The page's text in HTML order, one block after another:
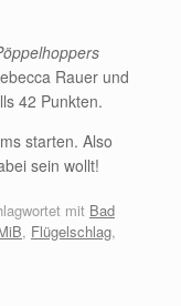
Rauer und
42 Punkten.
starten. Also
sein wollt!
mit Bad
, Flügelschlag,